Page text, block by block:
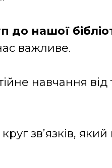
до нашої
важливе.
навчання від
зв’язків,